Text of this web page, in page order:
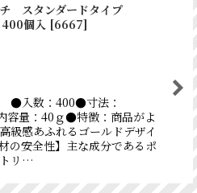
スタンダードタイプ
個入 [6667]
●入数：400●寸法：
量：40ｇ●特徴：商品がよ
級感あふれるゴールドデザイ
の安全性】主な成分であるポ
リ…